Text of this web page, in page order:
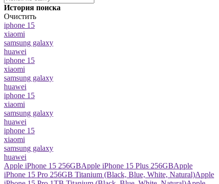
История поиска
Очистить
iphone 15
xiaomi
samsung galaxy
huawei
iphone 15
xiaomi
samsung galaxy
huawei
iphone 15
xiaomi
samsung galaxy
huawei
iphone 15
xiaomi
samsung galaxy
huawei
Apple iPhone 15 256GBApple iPhone 15 Plus 256GBApple
iPhone 15 Pro 256GB Titanium (Black, Blue, White, Natural)Apple